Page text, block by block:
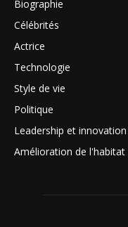
Biographie
Célébrités
Actrice
Technologie
Style de vie
Politique
Leadership et innovation
Amélioration de l'habitat